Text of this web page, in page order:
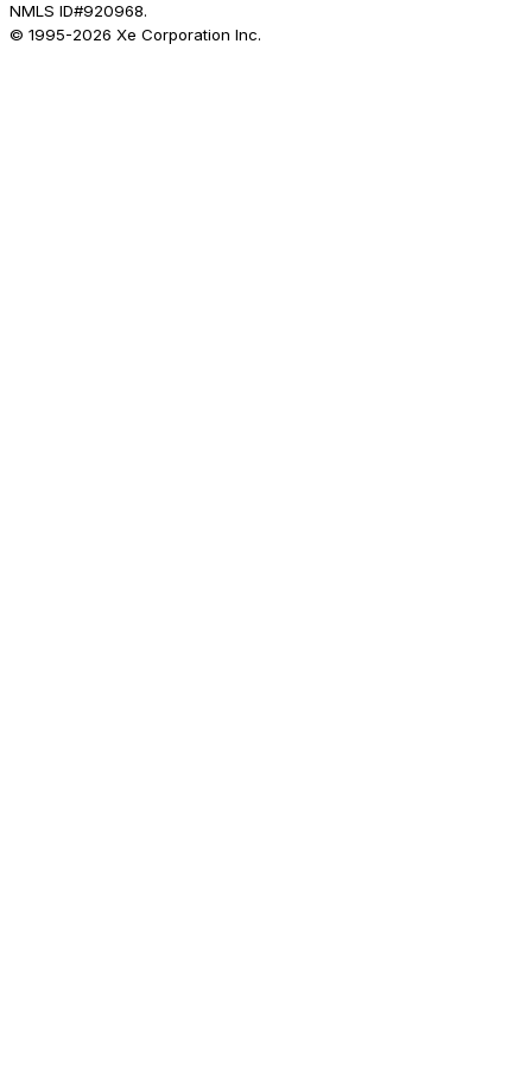
NMLS ID#920968.
© 1995-2026 Xe Corporation Inc.